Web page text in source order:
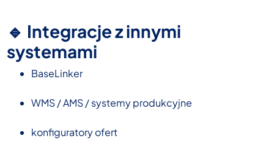
🔹 Integracje z innymi
systemami
BaseLinker
WMS / AMS / systemy produkcyjne
konfiguratory ofert